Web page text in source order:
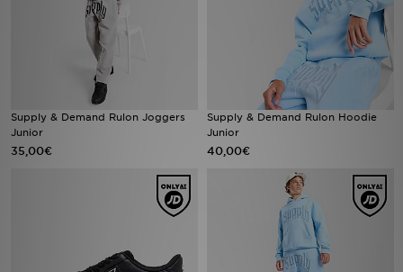
Supply & Demand Rulon Joggers
Junior
35,00€
Supply & Demand Rulon Hoodie
Junior
40,00€